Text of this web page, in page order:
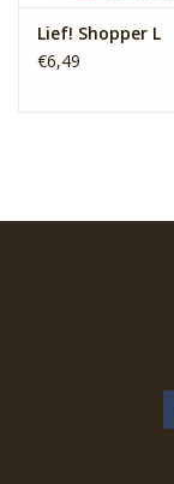
Lief! Shopper L
€6,49